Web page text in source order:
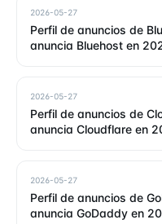
2026-05-27
Perfil de anuncios de
anuncia Bluehost en
2026-05-27
Perfil de anuncios de
anuncia Cloudflare en
2026-05-27
Perfil de anuncios de
anuncia GoDaddy en